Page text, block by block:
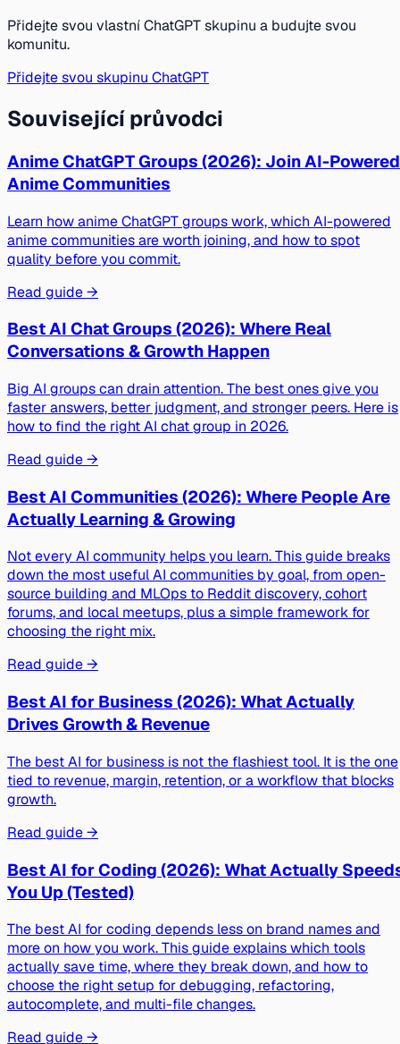
Přidejte svou vlastní ChatGPT skupinu a budujte svou
komunitu.
Přidejte svou skupinu ChatGPT
Související průvodci
Anime ChatGPT Groups (2026): Join AI-Powered
Anime Communities
Learn how anime ChatGPT groups work, which AI-powered
anime communities are worth joining, and how to spot
quality before you commit.
Read guide →
Best AI Chat Groups (2026): Where Real
Conversations & Growth Happen
Big AI groups can drain attention. The best ones give you
faster answers, better judgment, and stronger peers. Here is
how to find the right AI chat group in 2026.
Read guide →
Best AI Communities (2026): Where People Are
Actually Learning & Growing
Not every AI community helps you learn. This guide breaks
down the most useful AI communities by goal, from open-
source building and MLOps to Reddit discovery, cohort
forums, and local meetups, plus a simple framework for
choosing the right mix.
Read guide →
Best AI for Business (2026): What Actually
Drives Growth & Revenue
The best AI for business is not the flashiest tool. It is the one
tied to revenue, margin, retention, or a workflow that blocks
growth.
Read guide →
Best AI for Coding (2026): What Actually
You Up (Tested)
The best AI for coding depends less on brand names and
more on how you work. This guide explains which tools
actually save time, where they break down, and how to
choose the right setup for debugging, refactoring,
autocomplete, and multi-file changes.
Read guide →